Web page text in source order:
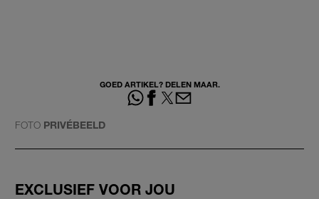
GOED ARTIKEL? DELEN MAAR.
FOTO PRIVÉBEELD
EXCLUSIEF VOOR JOU